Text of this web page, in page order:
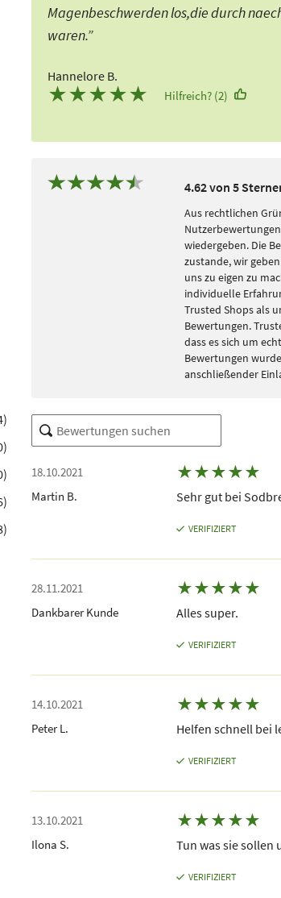
Magenbeschwerden los,die durch
waren.”
Hannelore B.
★★★★★ Hilfreich? (2)
4.62 von 5
Aus rechtlichen
wiedergeben. Die
zustande, wir
uns zu eigen zu
individuelle
Trusted Shops als
Bewertungen.
dass es sich um
Bewertungen
anschließender
18.10.2021
Martin B.
★★★★★
Sehr gut bei
VERIFIZIERT
28.11.2021
Dankbarer Kunde
★★★★★
Alles super.
VERIFIZIERT
14.10.2021
Peter L.
★★★★★
Helfen schnell bei
VERIFIZIERT
13.10.2021
Ilona S.
★★★★★
Tun was sie sollen
VERIFIZIERT